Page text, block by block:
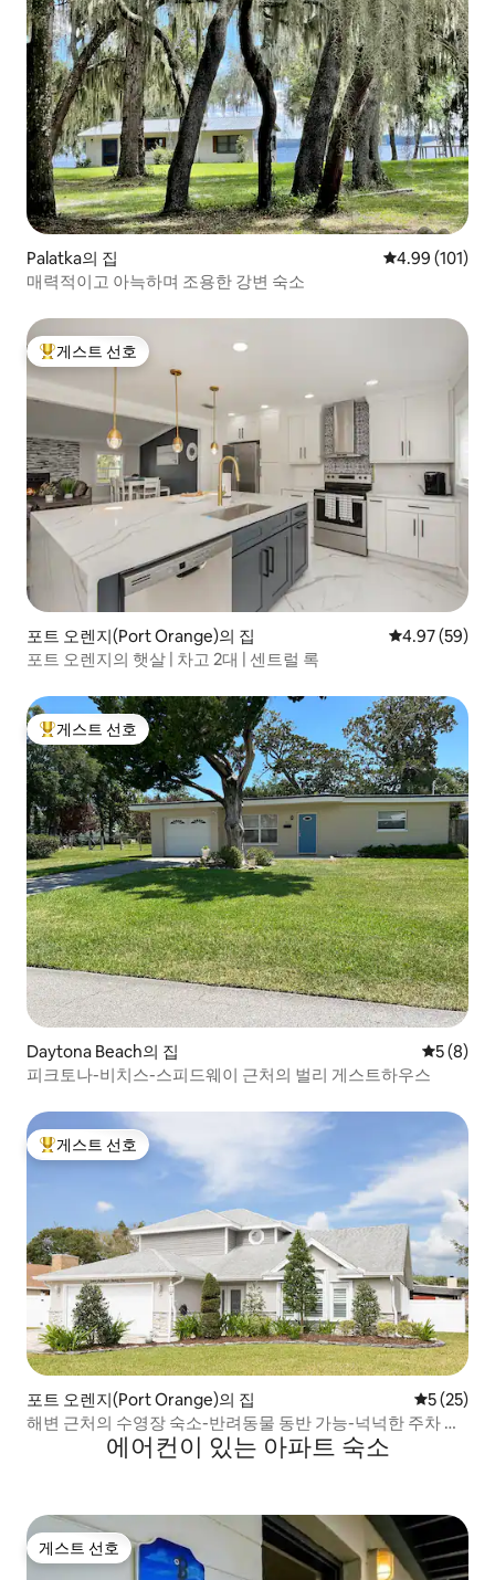
Palatka의 집 평점 4.99점(5
4.99 (101)
매력적이고 아늑하며 조용한 강변 숙소
상위 게스트 선호
게스트 선호
포트 오렌지(Port Orange)의 집 평점 4.97점(5
4.97 (59)
포트 오렌지의 햇살 | 차고 2대 | 센트럴 록
상위 게스트 선호
게스트 선호
Daytona Beach의 집 평점 5점
5 (8)
피크토나-비치스-스피드웨이 근처의 벌리 게스트하우스
상위 게스트 선호
게스트 선호
포트 오렌지(Port Orange)의 집 평점 5점
5 (25)
해변 근처의 수영장 숙소-반려동물 동반 가능-넉넉한 주차 공
에어컨이 있는 아파트 숙소
게스트 선호
게스트 선호